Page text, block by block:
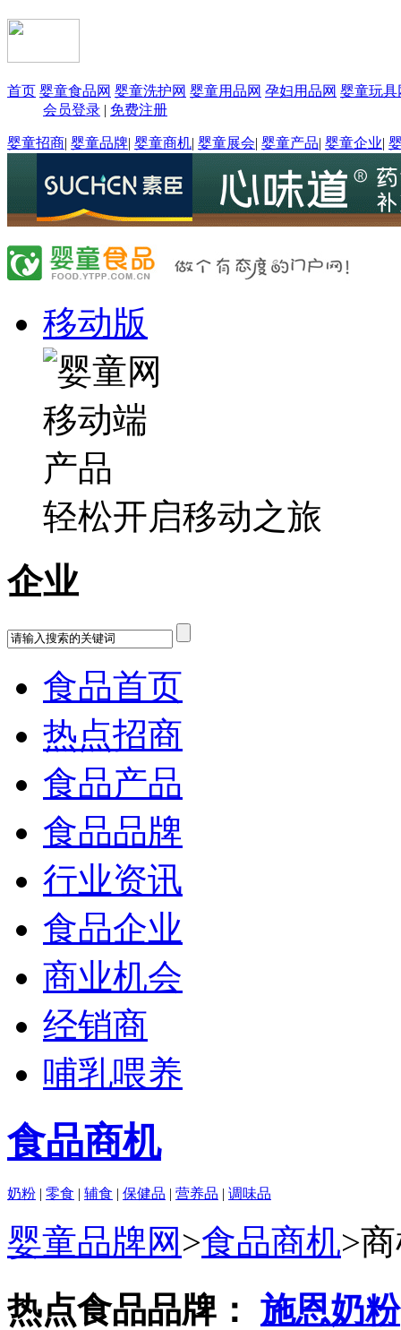
首页 婴童食品网 婴童洗护网 婴童用品网 孕妇用品网 婴童玩具
会员登录 | 免费注册
婴童招商| 婴童品牌| 婴童商机| 婴童展会| 婴童产品| 婴童企业|
移动版
轻松开启移动之旅
企业
食品首页
热点招商
食品产品
食品品牌
行业资讯
食品企业
商业机会
经销商
哺乳喂养
食品商机
奶粉 | 零食 | 辅食 | 保健品 | 营养品 | 调味品
婴童品牌网 >食品商机>
热点食品品牌： 施恩奶粉